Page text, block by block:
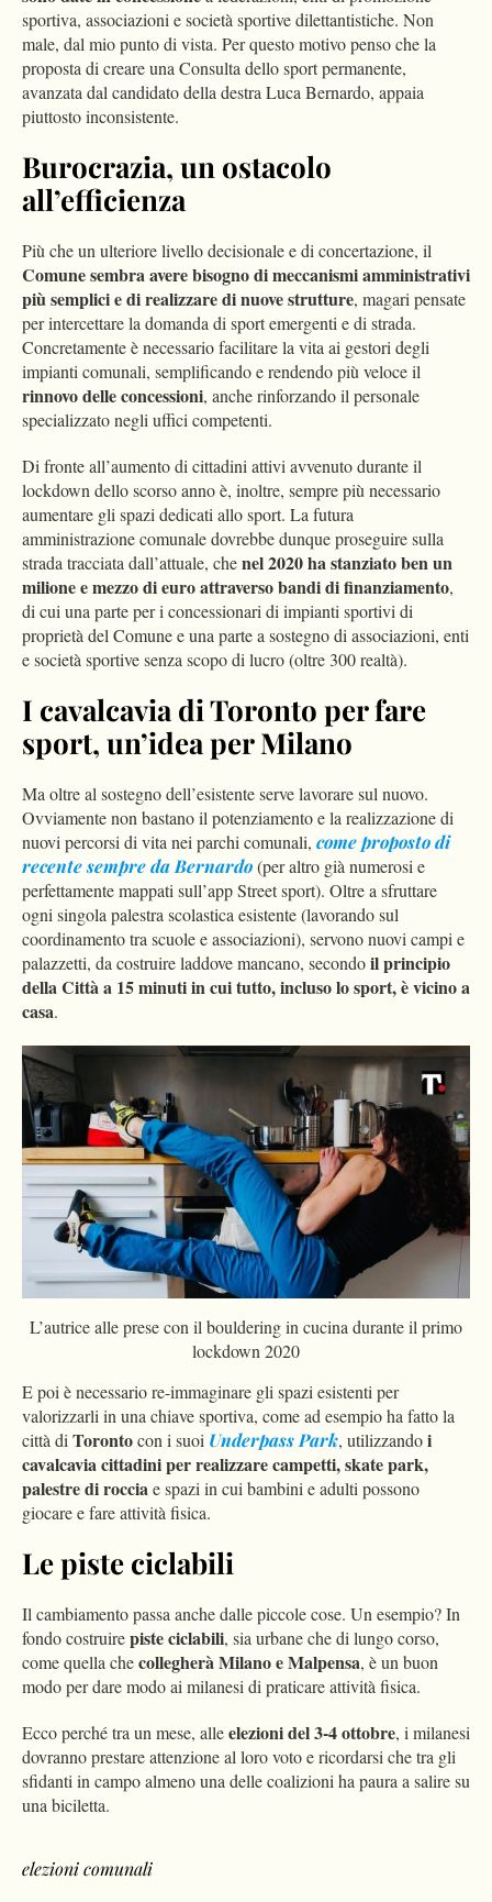
sportiva, associazioni e società sportive dilettantistiche. Non
male, dal mio punto di vista. Per questo motivo penso che la
proposta di creare una Consulta dello sport permanente,
avanzata dal candidato della destra Luca Bernardo, appaia
piuttosto inconsistente.
Burocrazia, un ostacolo
all’efficienza
Più che un ulteriore livello decisionale e di concertazione, il
Comune sembra avere bisogno di meccanismi amministrativi
più semplici e di realizzare di nuove strutture, magari pensate
per intercettare la domanda di sport emergenti e di strada.
Concretamente è necessario facilitare la vita ai gestori degli
impianti comunali, semplificando e rendendo più veloce il
rinnovo delle concessioni, anche rinforzando il personale
specializzato negli uffici competenti.
Di fronte all’aumento di cittadini attivi avvenuto durante il
lockdown dello scorso anno è, inoltre, sempre più necessario
aumentare gli spazi dedicati allo sport. La futura
amministrazione comunale dovrebbe dunque proseguire sulla
strada tracciata dall’attuale, chenel 2020 ha stanziato ben un
milione e mezzo di euro attraverso bandi di finanziamento,
di cui una parte per i concessionari di impianti sportivi di
proprietà del Comune e una parte a sostegno di associazioni, enti
e società sportive senza scopo di lucro (oltre 300 realtà).
I cavalcavia di Toronto per fare
sport, un’idea per Milano
Ma oltre al sostegno dell’esistente serve lavorare sul nuovo.
Ovviamente non bastano il potenziamento e la realizzazione di
nuovi percorsi di vita nei parchi comunali, come proposto di
recente sempre da Bernardo(per altro già numerosi e
perfettamente mappati sull’app Street sport). Oltre a sfruttare
ogni singola palestra scolastica esistente (lavorando sul
coordinamento tra scuole e associazioni), servono nuovi campi e
palazzetti, da costruire laddove mancano, secondoil principio
della Città a 15 minuti in cui tutto, incluso lo sport, è vicino a
casa.
L’autrice alle prese con il bouldering in cucina durante il primo
lockdown 2020
E poi è necessario re-immaginare gli spazi esistenti per
valorizzarli in una chiave sportiva, come ad esempio ha fatto la
città di Torontocon i suoi Underpass Park, utilizzandoi
cavalcavia cittadini per realizzare campetti, skate park,
palestre di rocciae spazi in cui bambini e adulti possono
giocare e fare attività fisica.
Le piste ciclabili
Il cambiamento passa anche dalle piccole cose. Un esempio? In
fondo costruirepiste ciclabili, sia urbane che di lungo corso,
come quella checollegheràMilano e Malpensa, è un buon
modo per dare modo ai milanesi di praticare attività fisica.
Ecco perché tra un mese, alleelezioni del 3-4 ottobre, i milanesi
dovranno prestare attenzione al loro voto e ricordarsi che tra gli
sfidanti in campo almeno una delle coalizioni ha paura a salire su
una biciletta.
elezioni comunali